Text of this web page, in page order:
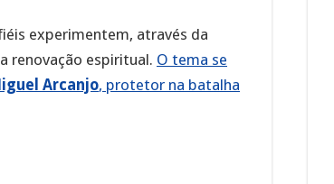
experimentem, através da
renovação espiritual. O tema se
Arcanjo, protetor na batalha